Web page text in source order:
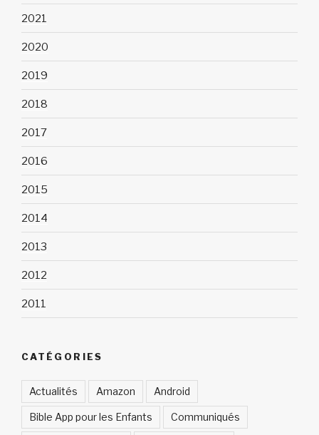
2021
2020
2019
2018
2017
2016
2015
2014
2013
2012
2011
CATÉGORIES
Actualités Amazon Android
Bible App pour les Enfants Communiqués